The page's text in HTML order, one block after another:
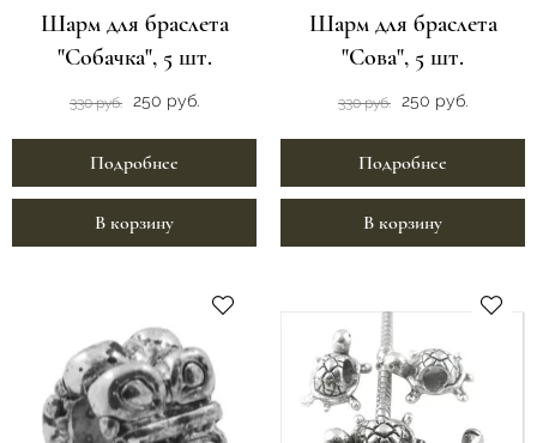
Шарм для браслета
"Собачка", 5 шт.
330 руб. 250 руб.
Подробнее
В корзину
Шарм для браслета
"Сова", 5 шт.
330 руб. 250 руб.
Подробнее
В корзину